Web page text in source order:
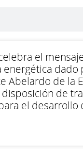
el
energética dado
Abelardo de la
de
el desarrollo